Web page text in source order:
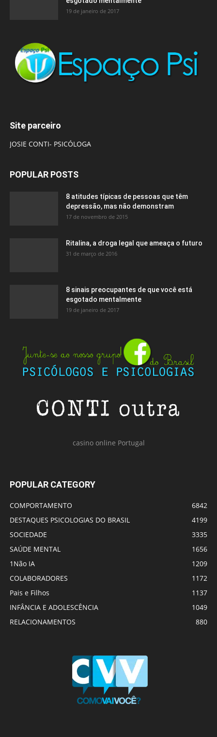
19 de janeiro de 2017
Site parceiro
JOSIE CONTI- PSICÓLOGA
POPULAR POSTS
8 atitudes típicas de pessoas que têm
depressão, mas não demonstram
17 de novembro de 2015
Ritalina, a droga legal que ameaça o futuro
31 de março de 2016
8 sinais preocupantes de que você está
esgotado mentalmente
19 de janeiro de 2017
casino online Portugal
POPULAR CATEGORY
COMPORTAMENTO
6842
DESTAQUES PSICOLOGIAS DO BRASIL
4199
SOCIEDADE
3335
SAÚDE MENTAL
1656
1Não IA
1209
COLABORADORES
1172
Pais e Filhos
1137
INFÂNCIA E ADOLESCÊNCIA
1049
RELACIONAMENTOS
880